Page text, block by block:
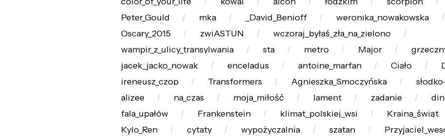
Peter_Gould
mka _David_Benioff weronika_nowakowska
Oscary_2015
zwiASTUN
wczoraj_byłaś_zła_na_zielono
wampir_z_ulicy_transylwania
sta metro Major
jacek_jacko_nowak
enceladus antoine_marfan Ciało
ireneusz_czop
Transformers Agnieszka_Smoczyńska
alizee
na_czas moja_miłość lament zadanie
fala_upałów
Frankenstein klimat_polskiej_wsi
Kraina_świąt
Kylo_Ren
cytaty wypożyczalnia szatan